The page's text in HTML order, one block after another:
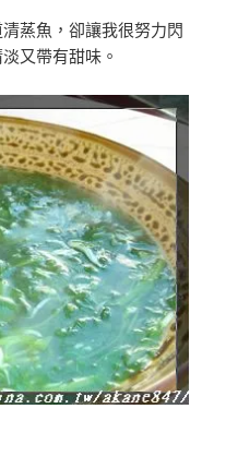
蒸魚，卻讓我很努力閃
又帶有甜味。